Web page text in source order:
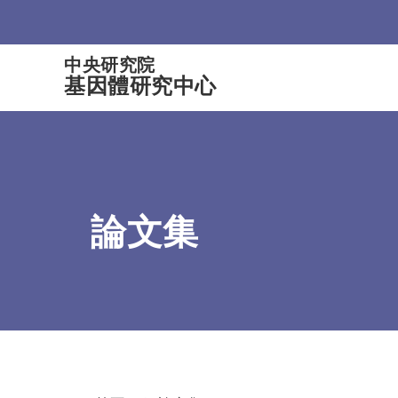
中央研究院
基因體研究中心
論文集